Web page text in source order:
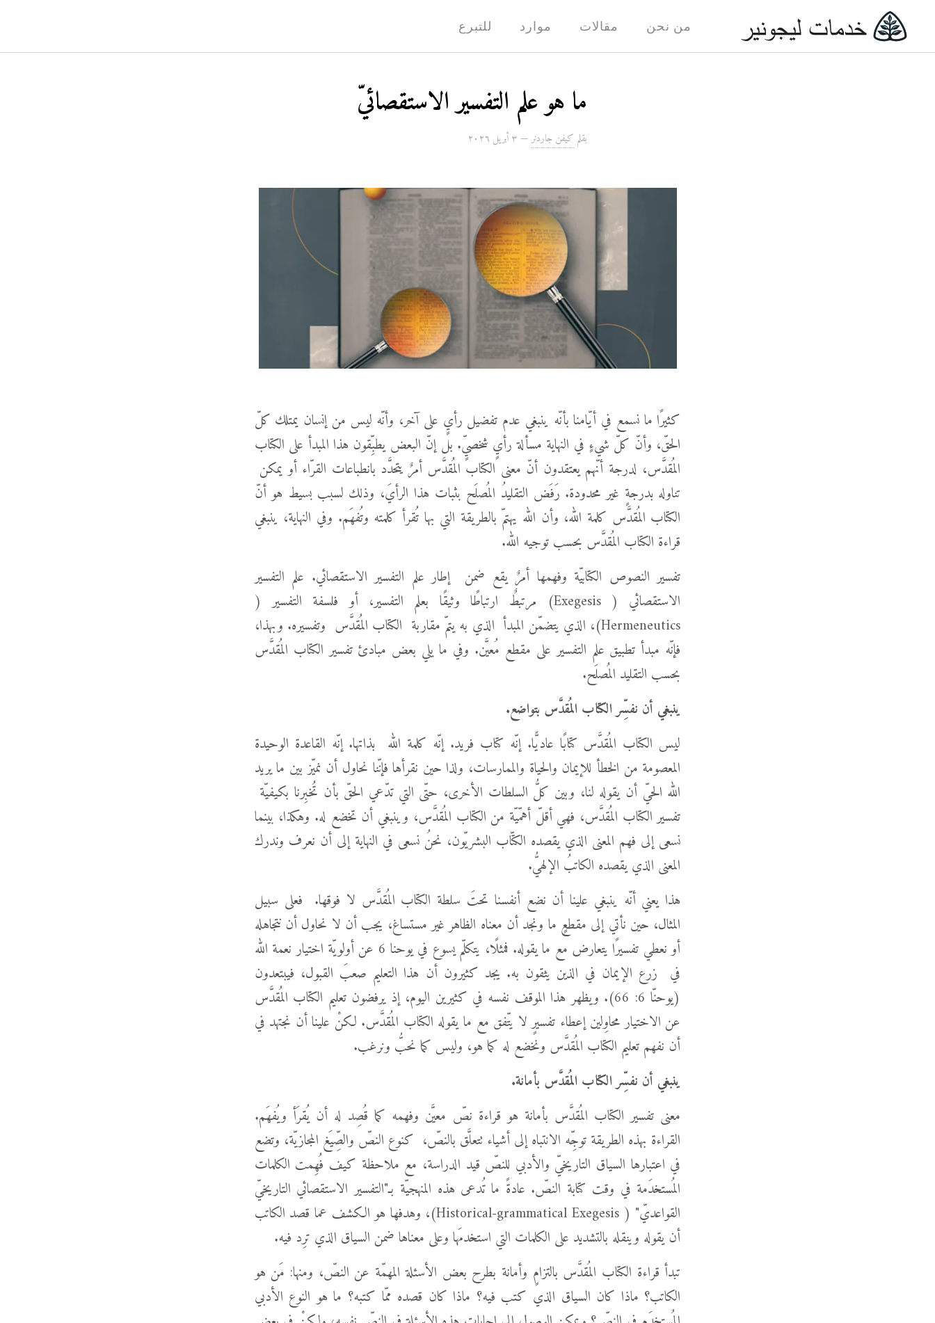
من نحن مقالات موارد للتبرع
ما هو علم التفسير الاستقصائيّ
بقلم كيفن جاردنر— ۳ أبريل ۲۰۲٦
كثيرًا ما نسمع في أيّامنا بأنّه ينبغي عدم تفضيل رأيٍ على آخر، وأنّه ليس من إنسان يمتلك كلّ
الحقّ، وأنّ كلّ شيءٍ في النهاية مسألة رأيٍ شخصيٍّ. بل إنّ البعض يطبِّقون هذا المبدأ على الكتاب
المُقدَّس، لدرجة أنّهم يعتقدون أنّ معنى الكتاب المُقدَّس أمرٌ يتحدَّد بانطباعات القرّاء أو يمكن
تناوله بدرجةٍ غير محدودة. رَفَض التقليدُ المُصلَح بثبات هذا الرأيَ، وذلك لسبب بسيط هو أنّ
الكتاب المُقدَّس كلمة الله، وأن الله يهتمّ بالطريقة التي بها تُقرأ كلمته وتُفهَم. وفي النهاية، ينبغي
قراءة الكتاب المُقدَّس بحسب توجيه الله.
تفسير النصوص الكتابيّة وفهمها أمرٌ يقع ضمن إطار علم التفسير الاستقصائي. علم التفسير
الاستقصائي ( Exegesis) مرتبطٌ ارتباطًا وثيقًا بعلم التفسير، أو فلسفة التفسير (
Hermeneutics)، الذي يتضمّن المبدأ الذي به يتمّ مقاربة الكتاب المُقدَّس وتفسيره. وبهذا،
فإنّه مبدأ تطبيق علم التفسير على مقطع مُعيَّن. وفي ما يلي بعض مبادئ تفسير الكتاب المُقدَّس
بحسب التقليد المُصلَح.
ينبغي أن نفسِّر الكتاب المُقدَّس بتواضع.
ليس الكتاب المُقدَّس كتابًا عاديًّا. إنّه كتاب فريد. إنّه كلمة الله بذاتها. إنّه القاعدة الوحيدة
المعصومة من الخطأ للإيمان والحياة والممارسات، ولذا حين نقرأها فإنّنا نحاول أن نميّز بين ما يريد
الله الحيّ أن يقوله لنا، وبين كلُّ السلطات الأخرى، حتّى التي تدّعي الحقّ بأن تُخبِرنا بكيفيّة
تفسير الكتاب المُقدَّس، فهي أقلّ أهمّيّة من الكتاب المُقدَّس، وينبغي أن تخضع له. وهكذا، بينما
نسعى إلى فهم المعنى الذي يقصده الكتّاب البشريّون، نحنُ نسعى في النهاية إلى أن نعرف وندرك
المعنى الذي يقصده الكاتبُ الإلهيُّ.
هذا يعني أنّه ينبغي علينا أن نضع أنفسنا تحتَ سلطة الكتاب المُقدَّس لا فوقها. فعلى سبيل
المثال، حين نأتي إلى مقطعٍ ما ونجد أن معناه الظاهر غير مستساغ، يجب أن لا نحاول أن نتجاهله
أو نعطي تفسيرًا يتعارض مع ما يقوله. فمثلًا، يتكلّم يسوع في يوحنا 6 عن أولويّة اختيار نعمة الله
في زرع الإيمان في الذين يثقون به. يجد كثيرون أن هذا التعليم صعبَ القبول، فيبتعدون
(يوحنّا 6: 66). ويظهر هذا الموقف نفسه في كثيرين اليوم، إذ يرفضون تعليم الكتاب المُقدَّس
عن الاختيار محاوِلين إعطاء تفسيرٍ لا يتّفق مع ما يقوله الكتاب المُقدَّس. لكنْ علينا أن نجتهد في
أن نفهم تعليم الكتاب المُقدَّس ونخضع له كما هو، وليس كما نحبُّ ونرغب.
ينبغي أن نفسِّر الكتاب المُقدَّس بأمانة.
معنى تفسير الكتاب المُقدَّس بأمانة هو قراءة نصّ معيَّن وفهمه كما قُصِد له أن يُقرَأ ويُفهَم.
القراءة بهذه الطريقة توجِّه الانتباه إلى أشياء تتعلَّق بالنصّ، كنوع النصّ والصِّيَغ المجازيّة، وتضع
في اعتبارها السياق التاريخيّ والأدبي للنصّ قيد الدراسة، مع ملاحظة كيف فُهِمت الكلمات
المُستخدَمة في وقت كتابة النصّ. عادةً ما تُدعى هذه المنهجيّة بـ"التفسير الاستقصائي التاريخيّ
القواعديّ" ( Historical-grammatical Exegesis)، وهدفها هو الكشف عما قصد الكاتب
أن يقوله وينقله بالتشديد على الكلمات التي استخدمَها وعلى معناها ضمن السياق الذي ترِد فيه.
تبدأ قراءة الكتاب المُقدَّس بالتزامٍ وأمانة بطرح بعض الأسئلة المهمّة عن النصّ، ومنها: مَن هو
الكاتب؟ ماذا كان السياق الذي كتب فيه؟ ماذا كان قصده ممّا كتبه؟ ما هو النوع الأدبي